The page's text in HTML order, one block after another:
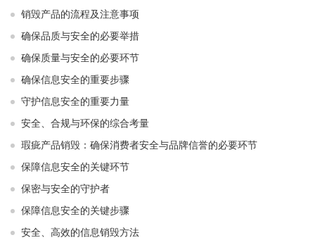
销毁产品的流程及注意事项
确保品质与安全的必要举措
确保质量与安全的必要环节
确保信息安全的重要步骤
守护信息安全的重要力量
安全、合规与环保的综合考量
瑕疵产品销毁：确保消费者安全与品牌信誉的必要环节
保障信息安全的关键环节
保密与安全的守护者
保障信息安全的关键步骤
安全、高效的信息销毁方法